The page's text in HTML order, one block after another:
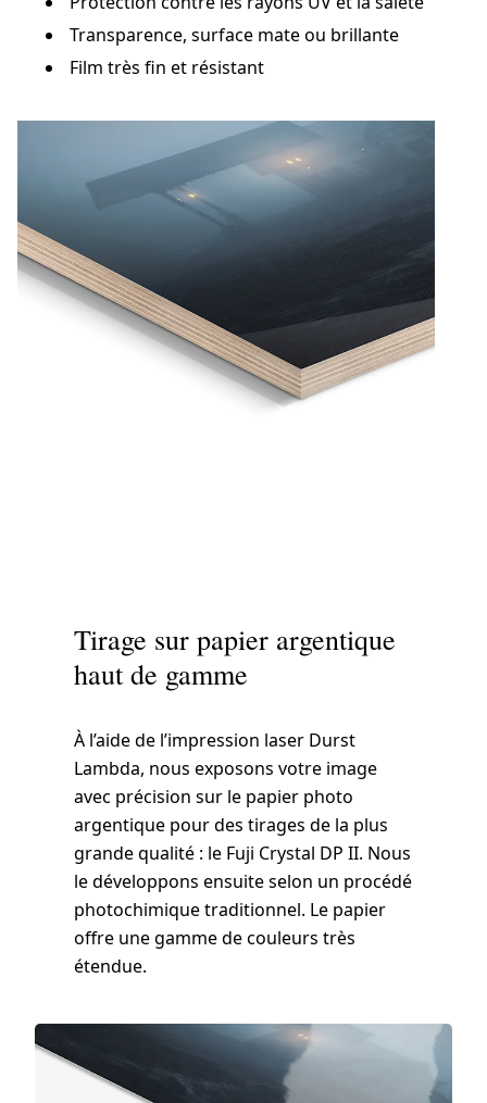
Transparence, surface mate ou brillante
Film très fin et résistant
Tirage sur papier argentique
haut de gamme
À l’aide de l’impression laser Durst
Lambda, nous exposons votre image
avec précision sur le papier photo
argentique pour des tirages de la plus
grande qualité : le Fuji Crystal DP II. Nous
le développons ensuite selon un procédé
photochimique traditionnel. Le papier
offre une gamme de couleurs très
étendue.